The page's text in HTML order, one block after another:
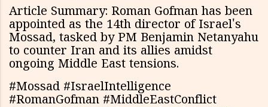
Article Summary: Roman Gofman has been
appointed as the 14th director of Israel's
Mossad, tasked by PM Benjamin Netanyahu
to counter Iran and its allies amidst
ongoing Middle East tensions.
#Mossad #IsraelIntelligence
#RomanGofman #MiddleEastConflict